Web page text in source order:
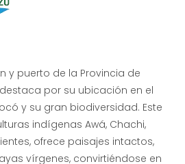
y puerto de la Provincia de
por su ubicación en el
y su gran biodiversidad. Este
indígenas Awá, Chachi,
ofrece paisajes intactos,
vírgenes, convirtiéndose en